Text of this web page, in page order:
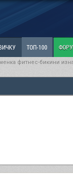
ТОП-100
Выскажись!
фитнес-бикини